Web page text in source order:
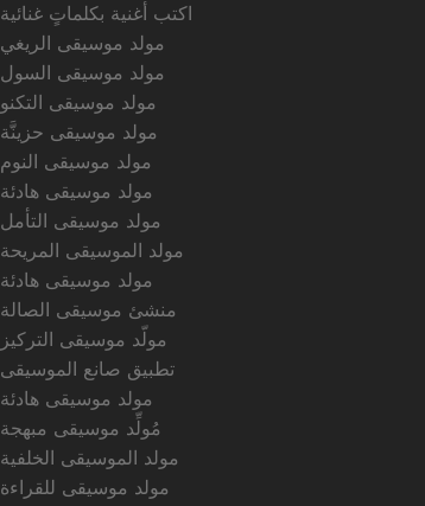
اكتب أغنية بكلماتٍ غنائية
مولد موسيقى الريغي
مولد موسيقى السول
مولد موسيقى التكنو
مولد موسيقى حزينَّة
مولد موسيقى النوم
مولد موسيقى هادئة
مولد موسيقى التأمل
مولد الموسيقى المريحة
مولد موسيقى هادئة
منشئ موسيقى الصالة
مولّد موسيقى التركيز
تطبيق صانع الموسيقى
مولد موسيقى هادئة
مُولِّد موسيقى مبهجة
مولد الموسيقى الخلفية
مولد موسيقى للقراءة